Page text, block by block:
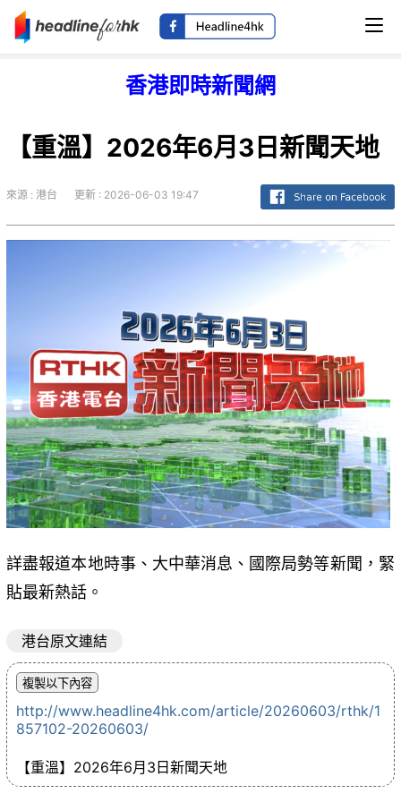
香港即時新聞網
【重溫】2026年6月3日新聞天地
來源 : 港台 更新 : 2026-06-03 19:47
詳盡報道本地時事、大中華消息、國際局勢等新聞，緊
貼最新熱話。
港台原文連結
http://www.headline4hk.com/article/20260603/rthk/1
857102-20260603/
【重溫】2026年6月3日新聞天地